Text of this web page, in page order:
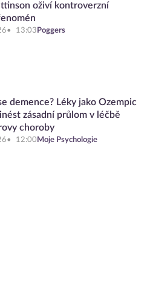
oživí kontroverzní
13:03 Poggers
demence? Léky jako Ozempic
zásadní průlom v léčbě
choroby
12:00 Moje Psychologie